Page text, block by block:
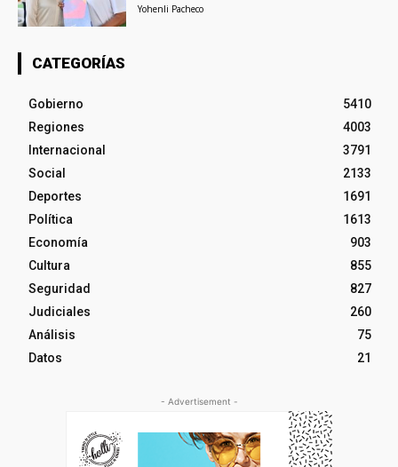
Yohenli Pacheco
CATEGORÍAS
Gobierno
5410
Regiones
4003
Internacional
3791
Social
2133
Deportes
1691
Política
1613
Economía
903
Cultura
855
Seguridad
827
Judiciales
260
Análisis
75
Datos
21
- Advertisement -